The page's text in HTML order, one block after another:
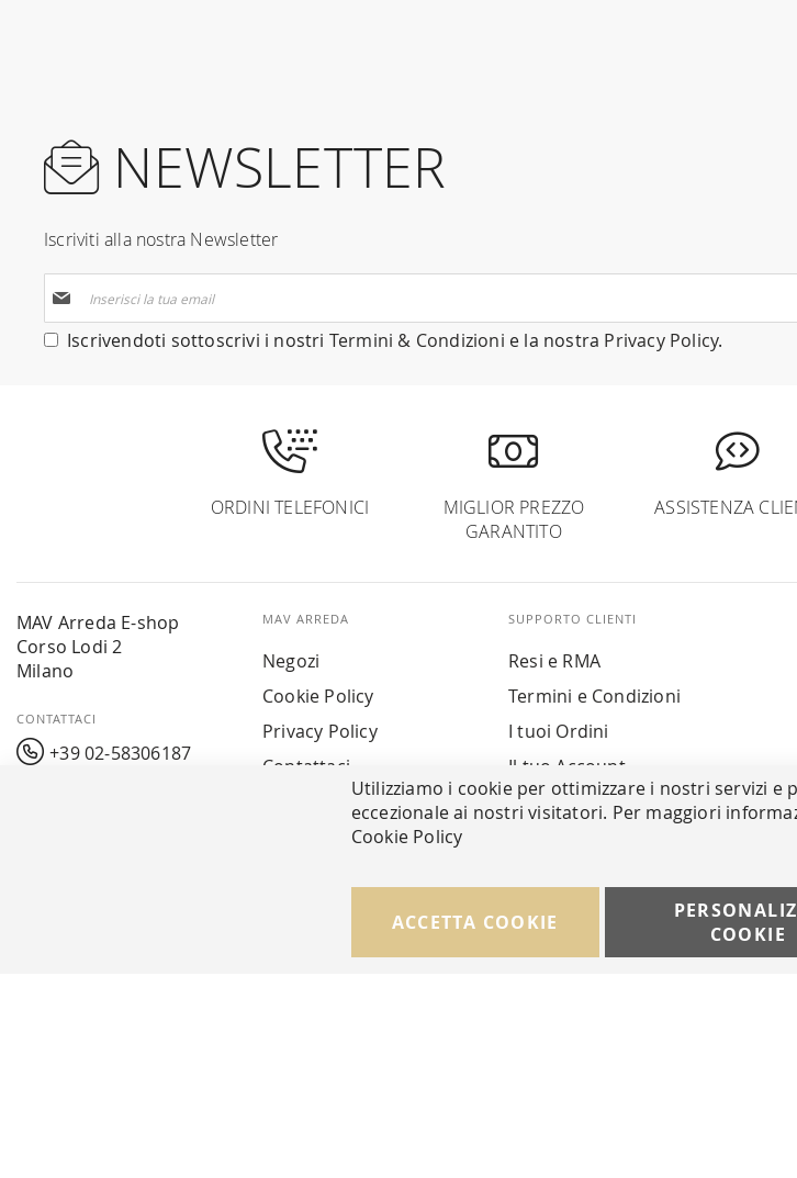
NEWSLETTER
Iscriviti alla nostra Newsletter
alla
nostra
Iscrivendoti sottoscrivi i nostri Termini & Condizioni e la nostra Privacy Policy.
ORDINI TELEFONICI
MIGLIOR PREZZO
GARANTITO
ASSISTENZA
MAV Arreda E-shop
Corso Lodi 2
Milano
CONTATTACI
+39 02-58306187
MAV ARREDA
Negozi
Cookie Policy
Privacy Policy
Contattaci
SUPPORTO CLIENTI
Resi e RMA
Termini e Condizioni
I tuoi Ordini
Il tuo Account
© Copyright MAV Arreda s.r.l. | P.IVA IT05919160969
Utilizziamo i cookie per ottimizzare i nostri servizi e
eccezionale ai nostri visitatori. Per maggiori
Cookie Policy
ACCETTA COOKIE
COOKIE